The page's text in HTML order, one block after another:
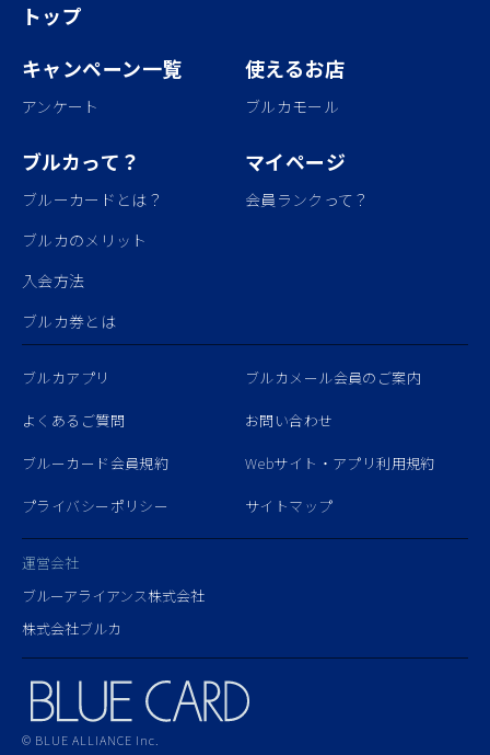
トップ
キャンペーン一覧
アンケート
使えるお店
ブルカモール
ブルカって？
ブルーカードとは？
ブルカのメリット
入会方法
ブルカ券とは
マイページ
会員ランクって？
ブルカアプリ ブルカメール会員のご案内
よくあるご質問 お問い合わせ
ブルーカード会員規約 Webサイト・アプリ利用規約
プライバシーポリシー サイトマップ
運営会社
ブルーアライアンス株式会社
株式会社ブルカ
© BLUE ALLIANCE Inc.